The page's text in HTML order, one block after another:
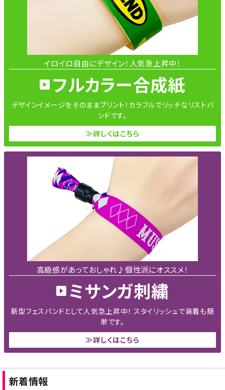
イロイロ自由にデザイン！人気急上昇中！
フルカラー合成紙
デザインイメージをそのままプリント！カラフルでリッチなリストバ
ンドです。
≫詳しくはこちら
高級感があっておしゃれ♪個性派にオススメ！
ミサンガ刺繍
新型フェスバンドとして人気急上昇中！ スタイリッシュで装着も簡
単です。
≫詳しくはこちら
新着情報